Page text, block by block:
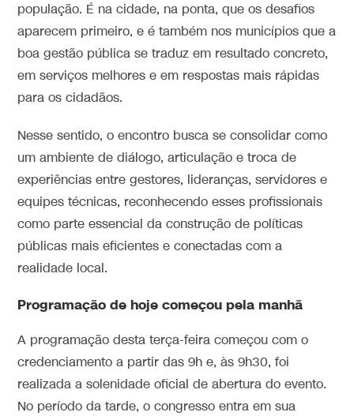
população. É na cidade, na ponta, que os desafios
aparecem primeiro, e é também nos municípios que a
boa gestão pública se traduz em resultado concreto,
em serviços melhores e em respostas mais rápidas
para os cidadãos.
Nesse sentido, o encontro busca se consolidar como
um ambiente de diálogo, articulação e troca de
experiências entre gestores, lideranças, servidores e
equipes técnicas, reconhecendo esses profissionais
como parte essencial da construção de políticas
públicas mais eficientes e conectadas com a
realidade local.
Programação de hoje começou pela manhã
A programação desta terça-feira começou com o
credenciamento a partir das 9h e, às 9h30, foi
realizada a solenidade oficial de abertura do evento.
No período da tarde, o congresso entra em sua